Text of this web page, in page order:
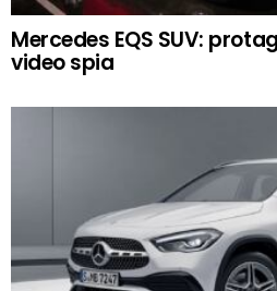
Mercedes EQS SUV:
video spia